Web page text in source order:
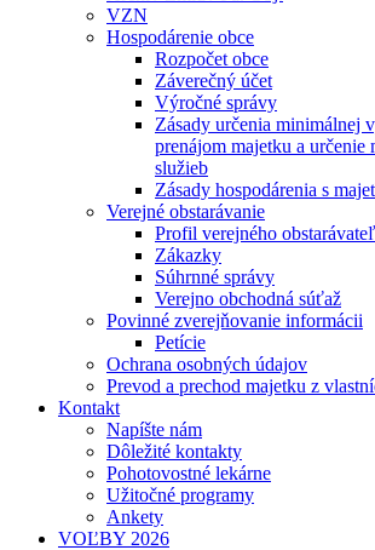
VZN
Hospodárenie obce
Rozpočet obce
Záverečný účet
Výročné správy
Zásady určenia minimálnej
prenájom majetku a určenie
služieb
Zásady hospodárenia s
Verejné obstarávanie
Profil verejného
Zákazky
Súhrnné správy
Verejno obchodná súťaž
Povinné zverejňovanie informácii
Petície
Ochrana osobných údajov
Prevod a prechod majetku z
Kontakt
Napíšte nám
Dôležité kontakty
Pohotovostné lekárne
Užitočné programy
Ankety
VOĽBY 2026